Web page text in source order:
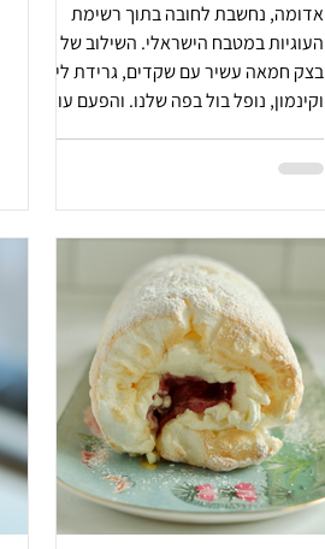
אדומה, נחשבת לחובה בתוך רשימת
העוגיות במטבח הישראלי. השילוב של
בצק חמאה עשיר עם שקדים, גרידת לימון
וקינמון, נופל בול בפה שלנו. והפעם עוגית
פיוס ונחמה, שמח לנו.